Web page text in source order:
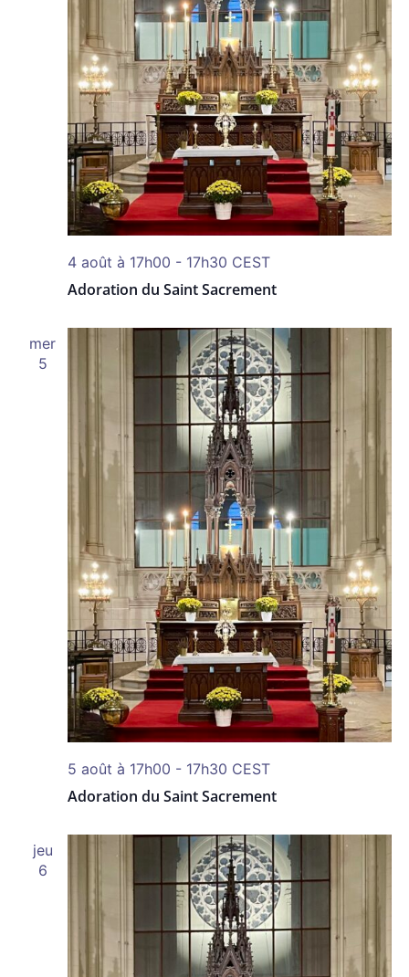
Adoration du Saint Sacrement
4 août à 17h00 - 17h30 CEST
mer
5
Adoration du Saint Sacrement
5 août à 17h00 - 17h30 CEST
jeu
6